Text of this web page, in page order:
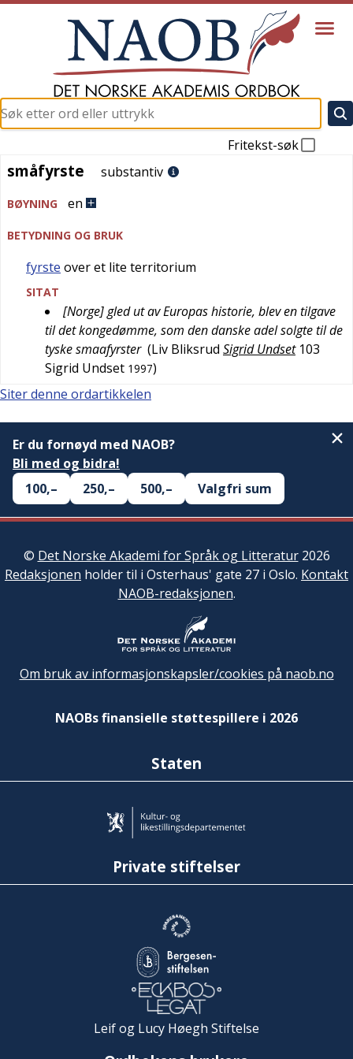
Fritekst-søk
småfyrste
småfyrste substantiv
BØYNING en
BETYDNING OG BRUK
fyrste over et lite territorium
SITAT
[Norge] gled ut av Europas historie, blev en tilgave
til det kongedømme, som den danske adel solgte til de
tyske smaafyrster (Liv Bliksrud Sigrid Undset 103
Sigrid Undset 1997)
Siter denne ordartikkelen
Er du fornøyd med NAOB?
Bli med og bidra!
100,–
250,– 500,– Valgfri sum
© Det Norske Akademi for Språk og Litteratur2026
Redaksjonen holder til i Osterhaus' gate 27 i Oslo. Kontakt
NAOB-redaksjonen.
Om bruk av informasjonskapsler/cookies på naob.no
NAOBs finansielle støttespillere i 2026
Staten
Private stiftelser
Leif og Lucy Høegh Stiftelse